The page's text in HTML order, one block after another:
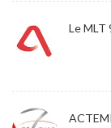
Le MLT